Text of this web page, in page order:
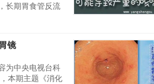
长期胃食管反流
镜
为中央电视台科
本期主题《消化